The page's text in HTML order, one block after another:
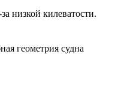
низкой килеватости.
геометрия судна